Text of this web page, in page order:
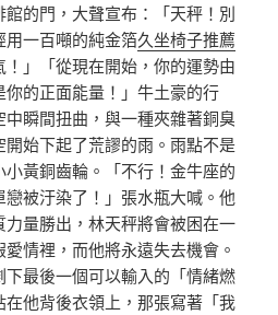
的門，大聲宣布：「天秤！別
用一百噸的純金箔久坐椅子推薦
」「從現在開始，你的運勢由
的正面能量！」牛土豪的行
瞬間扭曲，與一種夾雜著銅臭
始下起了荒謬的雨。雨點不是
黃銅齒輪。「不行！金牛座的
被汙染了！」張水瓶大喊。他
量勝出，林天秤將會被困在一
情裡，而他將永遠失去機會。
最後一個可以輸入的「情緒燃
他背後衣領上，那張寫著「我